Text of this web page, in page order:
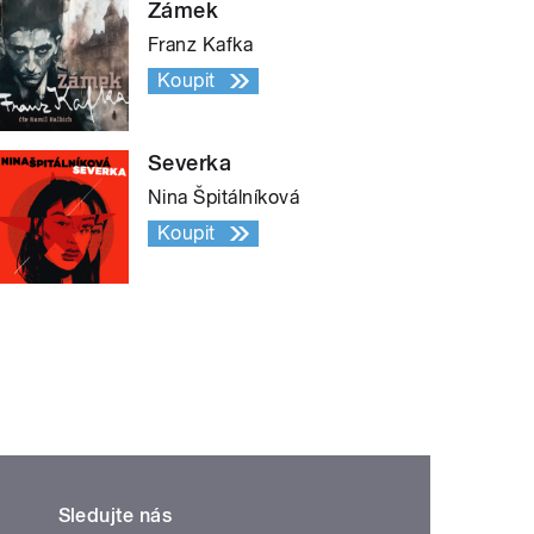
Zámek
Franz Kafka
Koupit
Severka
Nina Špitálníková
Koupit
Sledujte nás